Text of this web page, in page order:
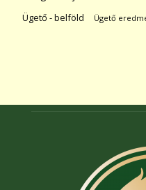
Ügető - belföld Ügető